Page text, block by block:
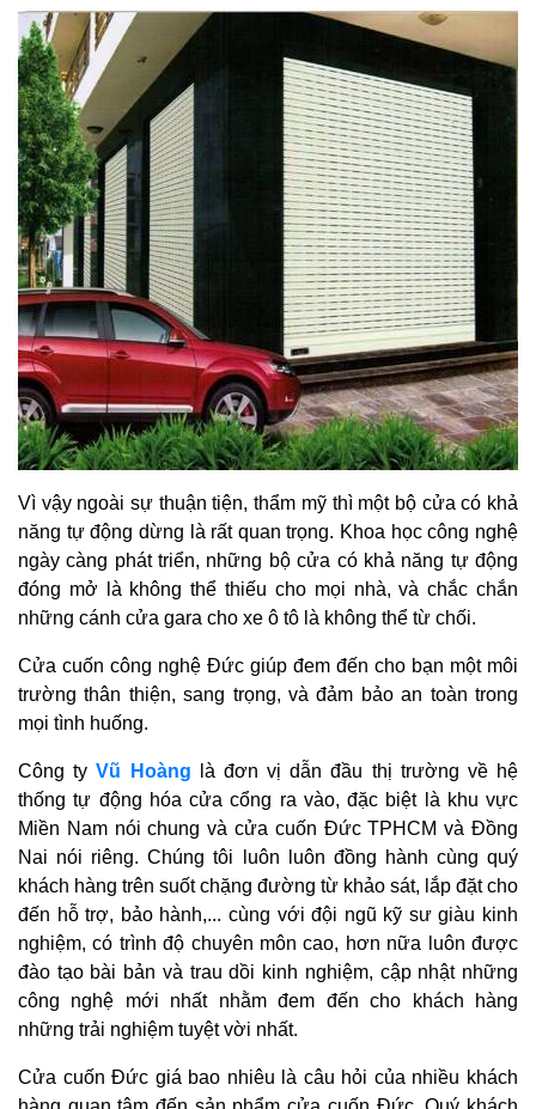
Vì vậy ngoài sự thuận tiện, thẩm mỹ thì một bộ cửa có khả
năng tự động dừng là rất quan trọng. Khoa học công nghệ
ngày càng phát triển, những bộ cửa có khả năng tự động
đóng mở là không thể thiếu cho mọi nhà, và chắc chắn
những cánh cửa gara cho xe ô tô là không thể từ chối.
Cửa cuốn công nghệ Đức giúp đem đến cho bạn một môi
trường thân thiện, sang trọng, và đảm bảo an toàn trong
mọi tình huống.
Công tyVũ Hoàng là đơn vị dẫn đầu thị trường về hệ
thống tự động hóa cửa cổng ra vào, đặc biệt là khu vực
Miền Nam nói chung và cửa cuốn Đức TPHCM và Đồng
Nai nói riêng. Chúng tôi luôn luôn đồng hành cùng quý
khách hàng trên suốt chặng đường từ khảo sát, lắp đặt cho
đến hỗ trợ, bảo hành,... cùng với đội ngũ kỹ sư giàu kinh
nghiệm, có trình độ chuyên môn cao, hơn nữa luôn được
đào tạo bài bản và trau dồi kinh nghiệm, cập nhật những
công nghệ mới nhất nhằm đem đến cho khách hàng
những trải nghiệm tuyệt vời nhất.
Cửa cuốn Đức giá bao nhiêu là câu hỏi của nhiều khách